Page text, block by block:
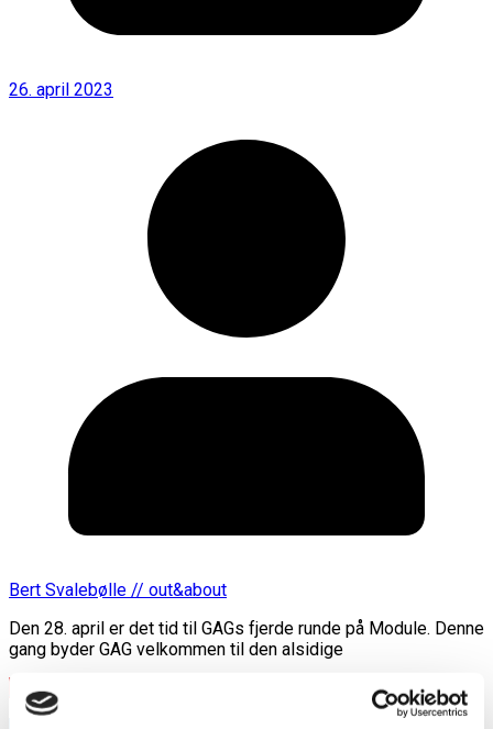
26. april 2023
Bert Svalebølle // out&about
Den 28. april er det tid til GAGs fjerde runde på Module. Denne
gang byder GAG velkommen til den alsidige
Læs mere